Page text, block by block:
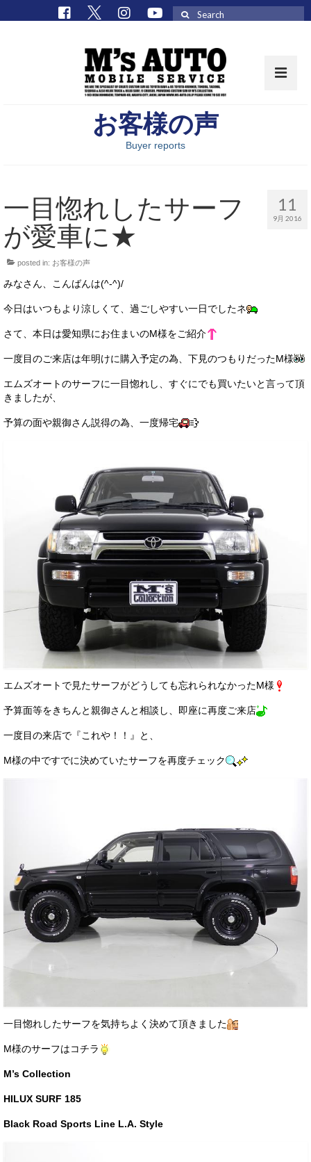
取扱車種一覧
M’sCollectionパーツ一覧
エムズオート
M’sCollection
買取のご案内
店舗情報
トップメッセージ
スタッフ紹介
ブログ
イベント
ニュース
スタッフブログ
お客様の声
お問い合わせ
お客様の声
Buyer reports
11
9月 2016
一目惚れしたサーフ
が愛車に★
posted in: お客様の声
みなさん、こんばんは(^-^)/
今日はいつもより涼しくて、過ごしやすい一日でしたネ
さて、本日は愛知県にお住まいのM様をご紹介
一度目のご来店は年明けに購入予定の為、下見のつもりだったM様
エムズオートのサーフに一目惚れし、すぐにでも買いたいと言って頂
きましたが、
予算の面や親御さん説得の為、一度帰宅
エムズオートで見たサーフがどうしても忘れられなかったM様
予算面等をきちんと親御さんと相談し、即座に再度ご来店
一度目の来店で『これや！！』と、
M様の中ですでに決めていたサーフを再度チェック
一目惚れしたサーフを気持ちよく決めて頂きました
M様のサーフはコチラ
M’s Collection
HILUX SURF 185
Black Road Sports Line L.A. Style